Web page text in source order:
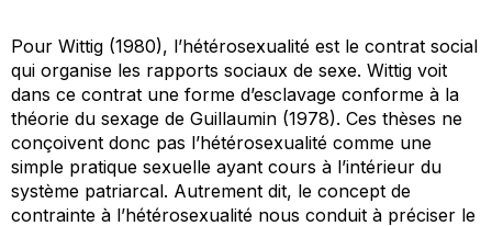
Pour Wittig (1980), l’hétérosexualité est le contrat social
qui organise les rapports sociaux de sexe. Wittig voit
dans ce contrat une forme d’esclavage conforme à la
théorie du sexage de Guillaumin (1978). Ces thèses ne
conçoivent donc pas l’hétérosexualité comme une
simple pratique sexuelle ayant cours à l’intérieur du
système patriarcal. Autrement dit, le concept de
contrainte à l’hétérosexualité nous conduit à préciser le